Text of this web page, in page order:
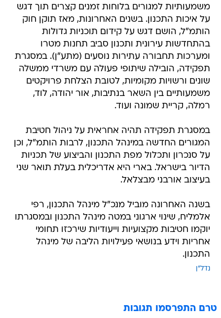
משמעותיות למגורים בלוחות זמנים קצרים תוך דגש
על איכות התכנון. בשנים האחרונות, מאז תוקן חוק
הותמ"ל, הושם דגש על קידום תוכניות גדולות
בהתחדשות עירונית ותכנון סביב תחנות מטרו
ומערכות תחבורה עתירות נוסעים (מתע"ן). במסגרת
תפקידה, הובילה שיתופי פעולה עם משרדי ממשלה
שונים ורשויות מקומיות, לטובת הצלחת פרויקטים
משמעותיים בין השאר בנתיבות, אור יהודה, לוד,
רמלה, קריית שמונה ועוד.
במסגרת תפקידה תהיה אחראית על ניהול חטיבת
המגורים החדשה במינהל התכנון, לרבות הותמ"ל, וכן
על סנכרון ותכלול מפת התכנון והביצוע של תכניות
הדיור בישראל. בארי היא אדריכלית בעלת תואר שני
בעיצוב אורבני מבצלאל.
בשנה האחרונה מוביל מנכ"ל מינהל התכנון, רפי
אלמליח, שינוי ארגוני במטה מינהל התכנון ובמסגרתו
יוקמו חטיבות מקצועיות וייעודיות שירכזו תחומי
אחריות וידע בנושאי פעילויות הליבה של מינהל
התכנון.
נדל"ן
טרם התפרסמו תגובות